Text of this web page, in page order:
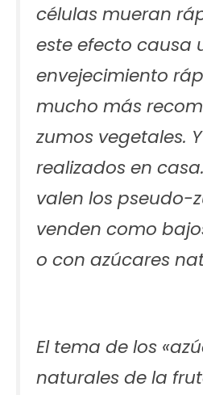
células mueran
este efecto causa
envejecimiento
mucho más
zumos vegetales.
realizados en
valen los pseudo-
venden como
o con azúcares
El tema de los
naturales de la